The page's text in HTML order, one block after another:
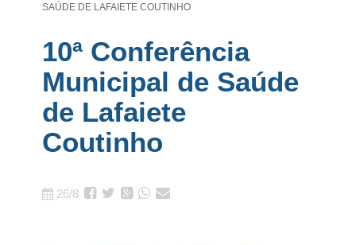
SAÚDE DE LAFAIETE COUTINHO
10ª Conferência
Municipal de Saúde
de Lafaiete
Coutinho
26/8